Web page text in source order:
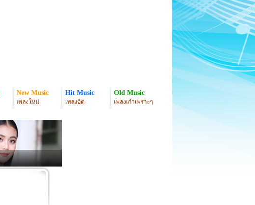
New Music
เพลงใหม่
Hit Music
เพลงฮิต
Old Music
เพลงเก่าเพราะๆ